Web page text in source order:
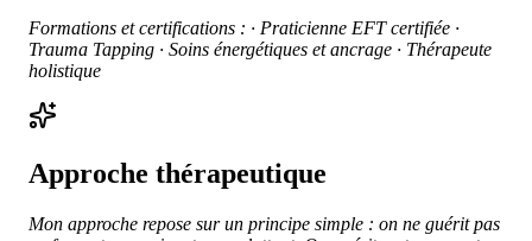
Formations et certifications : · Praticienne EFT certifiée ·
Trauma Tapping · Soins énergétiques et ancrage · Thérapeute
holistique
Approche thérapeutique
Mon approche repose sur un principe simple : on ne guérit pas